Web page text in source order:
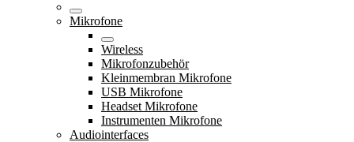
Mikrofone
Wireless
Mikrofonzubehör
Kleinmembran Mikrofone
USB Mikrofone
Headset Mikrofone
Instrumenten Mikrofone
Audiointerfaces